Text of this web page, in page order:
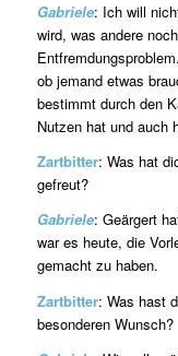
Gabriele: Ich will
wird, was andere
ob jemand etwas
bestimmt durch den
Nutzen hat und auch
Zartbitter: Was hat
gefreut?
Gabriele: Geärgert
war es heute, die
gemacht zu haben.
Zartbitter: Was hast
besonderen Wunsch?